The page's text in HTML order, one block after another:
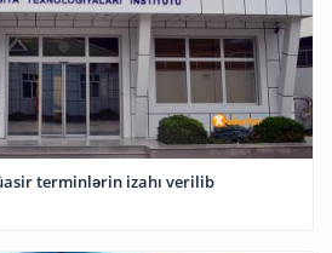
terminlərin izahı verilib